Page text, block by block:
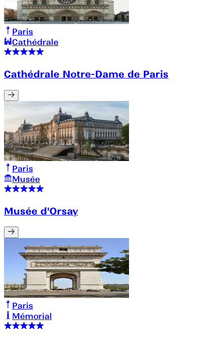
Paris
Cathédrale
Cathédrale Notre-Dame de Paris
Paris
Musée
Musée d'Orsay
Paris
Mémorial